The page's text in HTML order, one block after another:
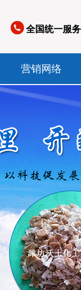
全国统一服务
营销网络